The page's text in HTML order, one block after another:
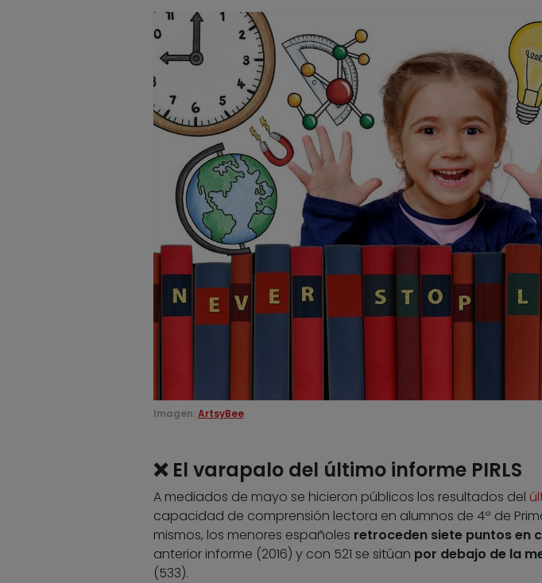
Imagen: ArtsyBee
❌ El varapalo del último informe PIRLS
A mediados de mayo se hicieron públicos los resultados del
capacidad de comprensión lectora en alumnos de 4º de
mismos, los menores españoles retroceden siete puntos en
anterior informe (2016) y con 521 se sitúan por debajo de la
(533).